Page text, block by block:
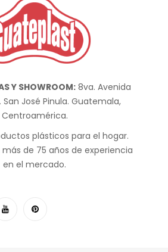
Y SHOWROOM:8va. Avenida
San José Pinula. Guatemala,
Centroamérica.
plásticos para el hogar.
de 75 años de experiencia
en el mercado.